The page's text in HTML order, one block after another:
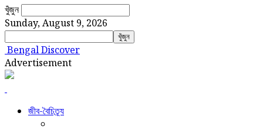
খুঁজুন
Sunday, August 9, 2026
Bengal Discover
Advertisement
জীব-বৈচিত্র্য